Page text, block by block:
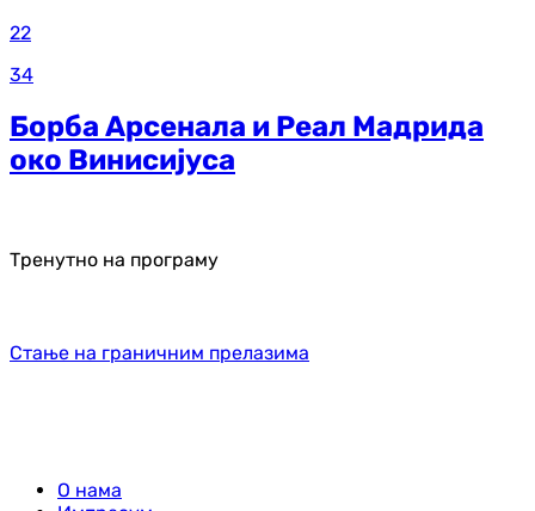
22
34
Борба Арсенала и Реал Мадрида
око Винисијуса
Тренутно на програму
Стање на граничним прелазима
О нама